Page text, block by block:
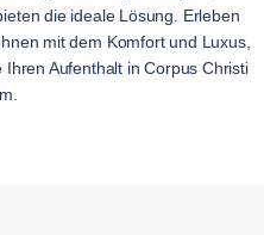
die ideale Lösung. Erleben
mit dem Komfort und Luxus,
Aufenthalt in Corpus Christi